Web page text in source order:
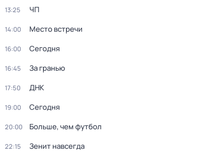
13:25 ЧП
14:00 Место встречи
16:00 Сегодня
16:45 За гранью
17:50 ДНК
19:00 Сегодня
20:00 Больше, чем футбол
22:15 Зенит навсегда